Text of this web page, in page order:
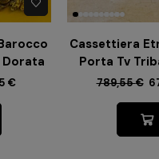
Dorata
€
Cassettiera
Porta Tv
789,55€